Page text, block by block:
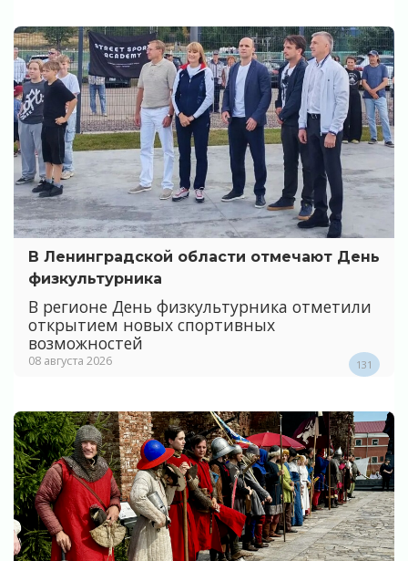
В Ленинградской области отмечают День
физкультурника
В регионе День физкультурника отметили
открытием новых спортивных
возможностей
08 августа 2026 131